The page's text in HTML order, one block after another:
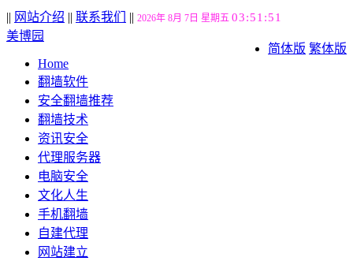
|| 网站介绍 || 联系我们 || 2026年 8月 7日 星期五 03:51:52
简体版 繁体版
美博园
Home
翻墙软件
安全翻墙推荐
翻墙技术
资讯安全
代理服务器
电脑安全
文化人生
手机翻墙
自建代理
网站建立